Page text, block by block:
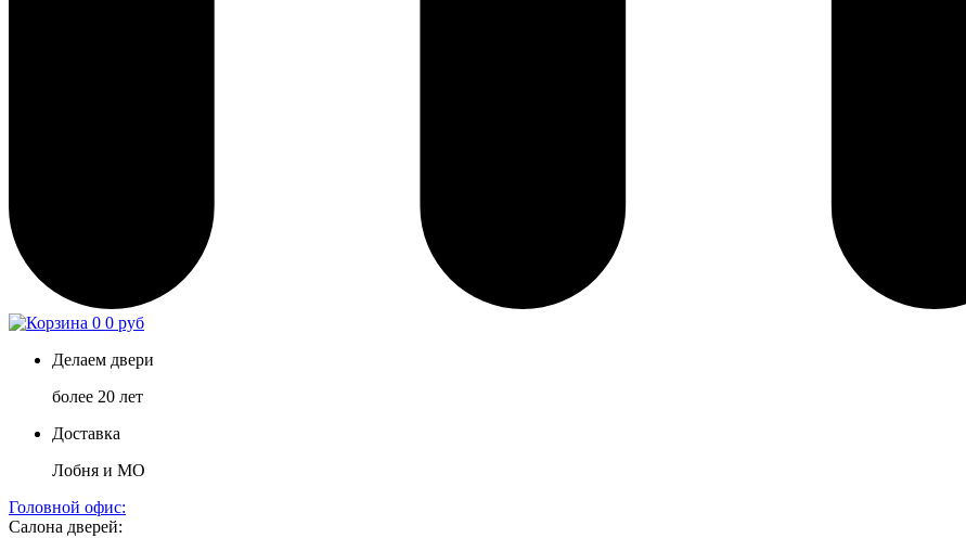
0 0 руб
Делаем двери
более 20 лет
Доставка
Лобня и МО
Головной офис:
Салона дверей: